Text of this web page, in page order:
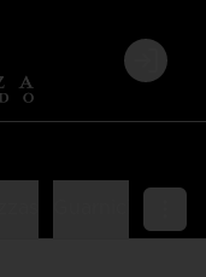
Login